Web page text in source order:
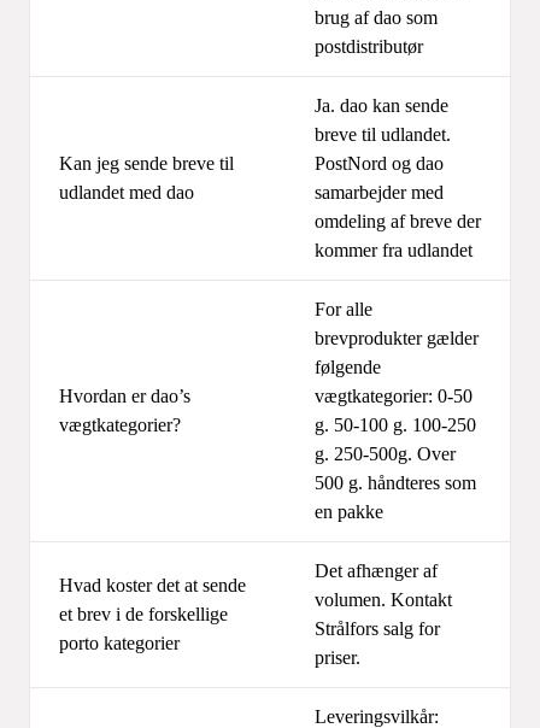
brug af dao som
postdistributør
Kan jeg sende breve til
udlandet med dao
Ja. dao kan sende
breve til udlandet.
PostNord og dao
samarbejder med
omdeling af breve der
kommer fra udlandet
Hvordan er dao’s
vægtkategorier?
For alle
brevprodukter gælder
følgende
vægtkategorier: 0-50
g. 50-100 g. 100-250
g. 250-500g. Over
500 g. håndteres som
en pakke
Hvad koster det at sende
et brev i de forskellige
porto kategorier
Det afhænger af
volumen. Kontakt
Strålfors salg for
priser.
Leveringsvilkår: